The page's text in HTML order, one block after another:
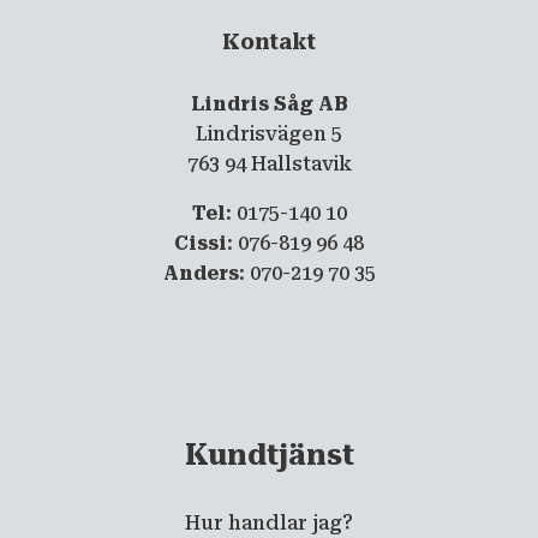
Kontakt
Lindris Såg AB
Lindrisvägen 5
763 94 Hallstavik
Tel: 0175-140 10
Cissi: 076-819 96 48
Anders: 070-219 70 35
Kundtjänst
Hur handlar jag?